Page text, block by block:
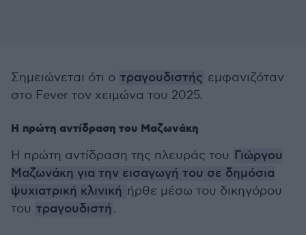
Σημειώνεται ότι ο τραγουδιστής εμφανιζόταν
στο Fever τον χειμώνα του 2025.
Η πρώτη αντίδραση του Μαζωνάκη
Η πρώτη αντίδραση της πλευράς του Γιώργου
Μαζωνάκη για την εισαγωγή του σε δημόσια
ψυχιατρική κλινική ήρθε μέσω του δικηγόρου
του τραγουδιστή.